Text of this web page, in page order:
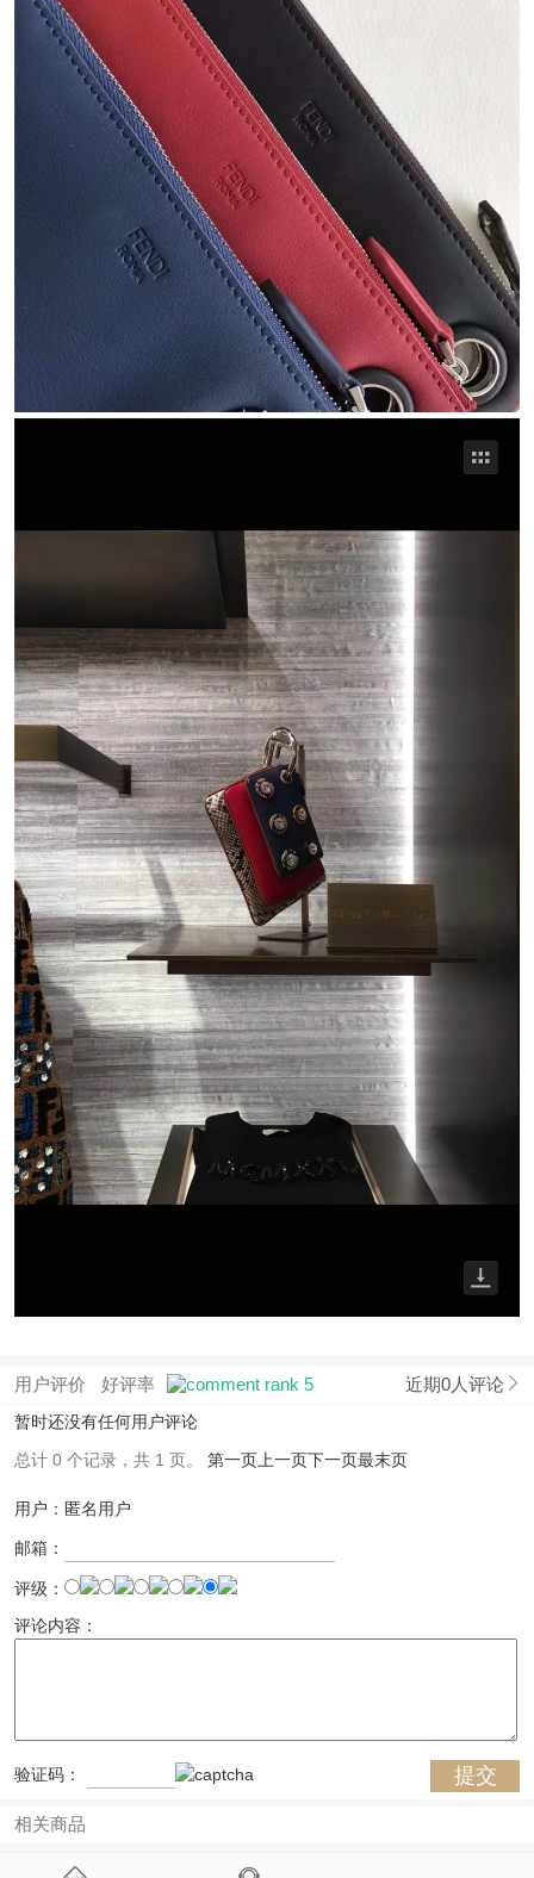
用户评价 好评率 近期0人评论
暂时还没有任何用户评论
总计 0 个记录，共 1 页。 第一页 上一页下一页最末页
用户：匿名用户
邮箱：
评级：
评论内容：
验证码：
相关商品